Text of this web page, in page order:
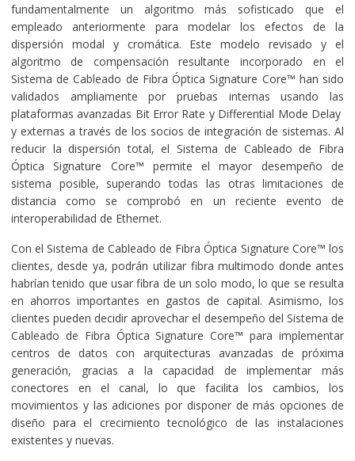
fundamentalmente un algoritmo más sofisticado que el
empleado anteriormente para modelar los efectos de la
dispersión modal y cromática. Este modelo revisado y el
algoritmo de compensación resultante incorporado en el
Sistema de Cableado de Fibra Óptica Signature Core™ han sido
validados ampliamente por pruebas internas usando las
plataformas avanzadas Bit Error Rate y Differential Mode Delay
y externas a través de los socios de integración de sistemas. Al
reducir la dispersión total, el Sistema de Cableado de Fibra
Óptica Signature Core™ permite el mayor desempeño de
sistema posible, superando todas las otras limitaciones de
distancia como se comprobó en un reciente evento de
interoperabilidad de Ethernet.
Con el Sistema de Cableado de Fibra Óptica Signature Core™ los
clientes, desde ya, podrán utilizar fibra multimodo donde antes
habrían tenido que usar fibra de un solo modo, lo que se resulta
en ahorros importantes en gastos de capital. Asimismo, los
clientes pueden decidir aprovechar el desempeño del Sistema de
Cableado de Fibra Óptica Signature Core™ para implementar
centros de datos con arquitecturas avanzadas de próxima
generación, gracias a la capacidad de implementar más
conectores en el canal, lo que facilita los cambios, los
movimientos y las adiciones por disponer de más opciones de
diseño para el crecimiento tecnológico de las instalaciones
existentes y nuevas.